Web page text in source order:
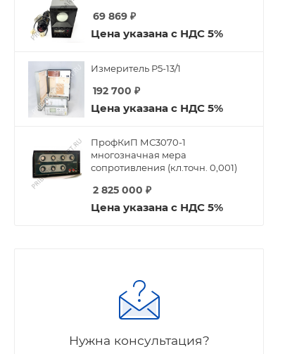
69 869 ₽
Цена указана с НДС 5%
Измеритель Р5-13/1
192 700 ₽
Цена указана с НДС 5%
ПрофКиП МС3070-1
многозначная мера
сопротивления (кл.точн. 0,001)
2 825 000 ₽
Цена указана с НДС 5%
Нужна консультация?